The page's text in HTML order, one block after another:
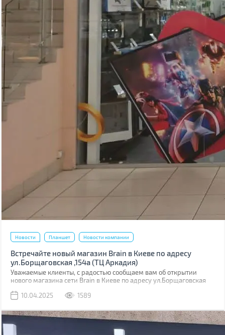
Новости Планшет Новости компании
Встречайте новый магазин Brain в Киеве по адресу
ул.Борщаговская ,154а (ТЦ Аркадия)
Уважаемые клиенты, с радостью сообщаем вам об открытии
нового магазина сети Brain в Киеве по адресу ул.Борщаговская
10.04.2025
1589